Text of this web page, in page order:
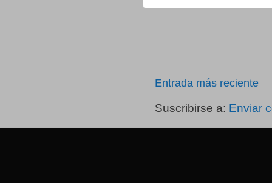
Entrada más reciente
Suscribirse a: Enviar